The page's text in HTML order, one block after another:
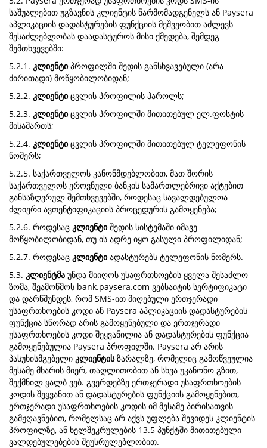
საშუალებით უგზავნის კლიენტის წარმომადგენელს ან Paysera
აპლიკაციის დადასტურების ფუნქციის მეშვეობით აძლევს
შესაძლებლობას დაადასტუროს მისი ქმედება, შემდეგ
შემთხვევებში:
5.2.1. კლიენტი პროფილში შედის განსხვავებული (არა
ძირითადი) მოწყობილობიდან;
5.2.2. კლიენტი ცვლის პროფილის პაროლს;
5.2.3. კლიენტი ცვლის პროფილში მითითებულ ელ.ფოსტის
მისამართს;
5.2.4. კლიენტი ცვლის პროფილში მითითებულ ტელეფონის
ნომერს;
5.2.5. საქართველოს კანონმდებლობით, მათ შორის
საქართველოს ეროვნული ბანკის სამართლებრივი აქტებით
განსაზღვრულ შემთხვევებში, როდესაც სავალდებულოა
ძლიერი ავთენტიფიკაციის პროცედურის გამოყენება;
5.2.6. როდესაც კლიენტი შედის სისტემაში იმავე
მოწყობილობიდან, თუ ის ადრე იყო გასული პროფილიდან;
5.2.7. როდესაც კლიენტი ადასტურებს ტელეფონის ნომერს.
5.3. კლიენტმა უნდა მიიღოს უსაფრთხოების ყველა შესაძლო
ზომა, შეამოწმოს bank.paysera.com ვებსაიტის სერტიფიკატი
და დარწმუნდეს, რომ SMS-ით მიღებული ერთჯერადი
უსაფრთხოების კოდი ან Paysera აპლიკაციის დადასტურების
ფუნქცია სწორად არის გამოყენებული და ერთჯერადი
უსაფრთხოების კოდი შეყვანილია ან დადასტურების ფუნქცია
გამოყენებულია Paysera პროფილში. Paysera არ არის
პასუხისმგებელი კლიენტისზარალზე, რომელიც გამოწვეულია
მესამე მხარის მიერ, თაღლითობით ან სხვა უკანონო გზით,
შექმნილ ყალბ ვებ. გვერდებზე ერთჯერადი უსაფრთხოების
კოდის შეყვანით ან დადასტურების ფუნქციის გამოყენებით,
ერთჯერადი უსაფრთხოების კოდის იმ მესამე პირისათვის
გამჟღავნებით, რომელსაც არ აქვს უფლება შევიდეს კლიენტის
პროფილზე, ან ხელშეკრულების 13.5 პუნქტში მითითებული
ვალდებულებების შეუსრულებლობით.